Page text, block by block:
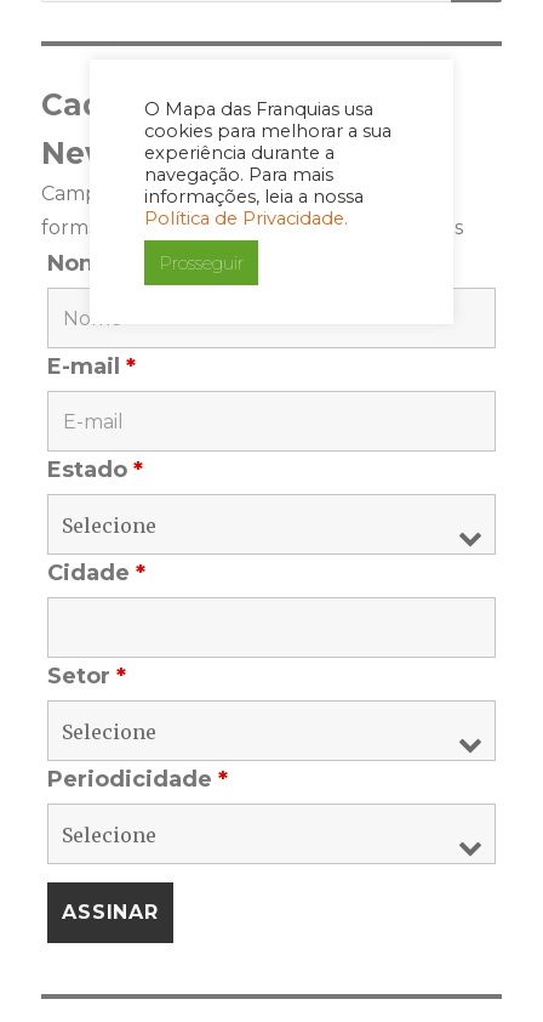
O Mapa das Franquias usa
cookies para melhorar a sua
experiência durante a
navegação. Para mais
informações, leia a nossa
Política de Privacidade.
Prosseguir
Cadastre-se para a
Newsletter
Campos marcados com <span class="ninja-
forms-req-symbol">*</span> são requeridos
Nome
E-mail*
Estado*
Cidade*
Setor*
Periodicidade*